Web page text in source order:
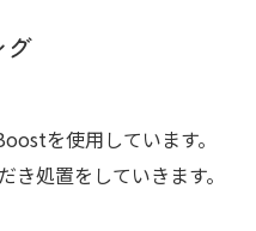
グ
を使用しています。
処置をしていきます。